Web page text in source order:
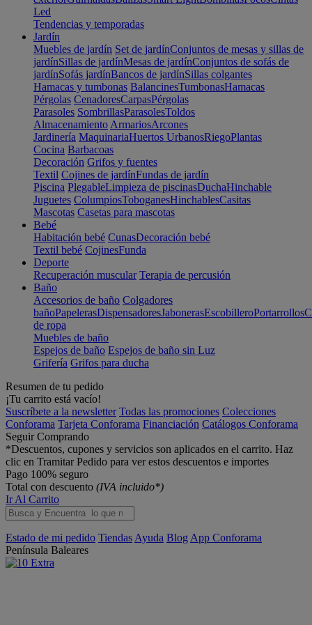
Led
Tendencias y temporadas
Jardín
Muebles de jardín Set de jardínConjuntos de mesas y sillas de
jardínSillas de jardínMesas de jardínConjuntos de sofás de
jardínSofás jardínBancos de jardínSillas colgantes
Hamacas y tumbonas BalancinesTumbonasHamacas
Pérgolas CenadoresCarpasPérgolas
Parasoles SombrillasParasolesToldos
Almacenamiento ArmariosArcones
Jardinería MaquinariaHuertos UrbanosRiegoPlantas
Cocina Barbacoas
Decoración Grifos y fuentes
Textil Cojines de jardínFundas de jardín
Piscina PlegableLimpieza de piscinasDuchaHinchable
Juguetes ColumpiosToboganesHinchablesCasitas
Mascotas Casetas para mascotas
Bebé
Habitación bebé CunasDecoración bebé
Textil bebé CojinesFunda
Deporte
Recuperación muscular Terapia de percusión
Baño
Accesorios de baño Colgadores
bañoPapelerasDispensadoresJabonerasEscobilleroPortarrollos
de ropa
Muebles de baño
Espejos de baño Espejos de baño sin Luz
Grifería Grifos para ducha
Resumen de tu pedido
¡Tu carrito está vacío!
Suscríbete a la newsletter Todas las promociones Colecciones
Conforama Tarjeta Conforama Financiación Catálogos Conforama
Seguir Comprando
*Descuentos, cupones y servicios son aplicados en el carrito. Haz
clic en Tramitar Pedido para ver estos descuentos e importes
Pago 100% seguro
Total con descuento (IVA incluido*)
Ir Al Carrito
Estado de mi pedido Tiendas Ayuda Blog App Conforama
Península Baleares